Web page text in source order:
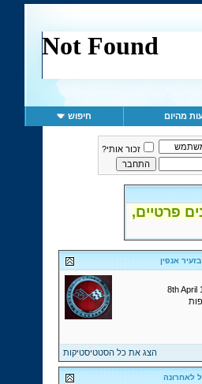
מהיום חיפוש
זכור אותי?
פרטיים,
אנפין
8th April
הצג את כל הסטטיסטיקות
לאחרונה